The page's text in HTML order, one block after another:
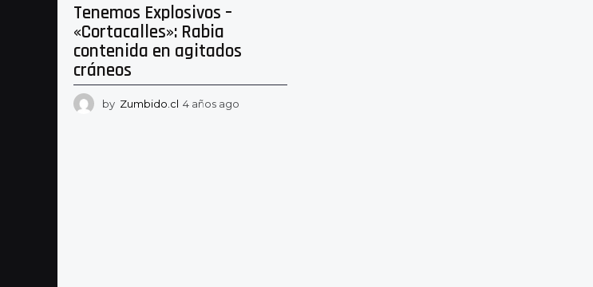
Tenemos Explosivos –
«Cortacalles»: Rabia
contenida en agitados
cráneos
by Zumbido.cl 4 años ago